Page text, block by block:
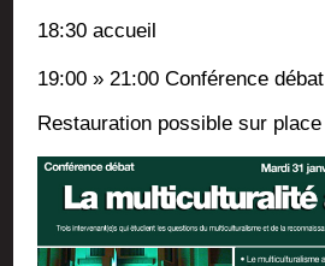
18:30 accueil
19:00 » 21:00 Confé­rence débat
Res­tau­ra­tion pos­sible sur place